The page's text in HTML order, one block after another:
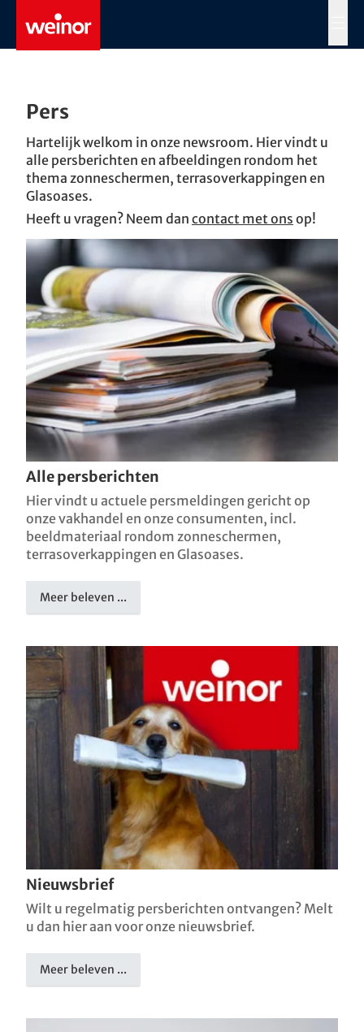
Skip to main content
Pers
Hartelijk welkom in onze newsroom. Hier vindt u
alle persberichten en afbeeldingen rondom het
thema zonneschermen, terrasoverkappingen en
Glasoases.
Heeft u vragen? Neem dan contact met ons op!
Alle persberichten
Hier vindt u actuele persmeldingen gericht op
onze vakhandel en onze consumenten, incl.
beeldmateriaal rondom zonneschermen,
terrasoverkappingen en Glasoases.
Meer beleven ...
Nieuwsbrief
Wilt u regelmatig persberichten ontvangen? Melt
u dan hier aan voor onze nieuwsbrief.
Meer beleven ...